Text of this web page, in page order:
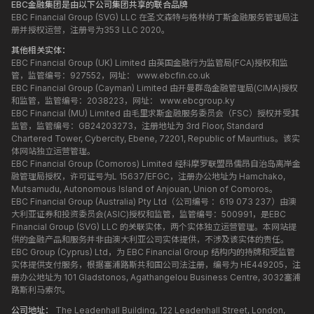
EBC金融集团是由以下公司集团共享的联合品牌
EBC Financial Group (SVG) LLC 在圣文森特与格林纳丁斯金融服务管理局注
册并授权运营，注册号为353 LLC 2020。
其他相关实体：
EBC Financial Group (UK) Limited 由英国金融行为监管局(FCA)授权和监
管，监管编号：927552，网址： www.ebcfin.co.uk
EBC Financial Group (Cayman) Limited 由开曼群岛金融管理局(CIMA)授权
和监管，监管编号：2038223，网址： www.ebcgroup.ky
EBC Financial (MU) Limited 由毛里求斯金融服务委员会（FSC）授权并受其
监管，监管编号：GB24203273，注册地址为 3rd Floor, Standard
Chartered Tower, Cybercity, Ebene, 72201, Republic of Mauritius。该实
体网站独立运营管理。
EBC Financial Group (Comoros) Limited 经科摩罗联盟昂儒昂自治岛离岸金
融管理局授权，许可证号为L 15637/EFGC，注册办公地址为 Hamchako,
Mutsamudu, Autonomous Island of Anjouan, Union of Comoros。
EBC Financial Group (Australia) Pty Ltd（公司编号 ：619 073 237）由澳
大利亚证券和投资委员会(ASIC)授权和监管，监管编号：500991，是EBC
Financial Group (SVG) LLC 的关联实体，两个实体独立运营管理。本网站提
供的金融产品和服务并非由澳大利亚公司实体提供，不涉及该实体的责任。
EBC Group (Cyprus) Ltd，为 EBC Financial Group 结构内的持牌和受监管
实体提供支付服务，根据塞浦路斯共和国公司法注册，编号为 HE449205，注
册办公地址为 101 Gladstonos, Agathangelou Business Centre, 3032塞浦
路斯利马索尔。
公司地址：
The Leadenhall Building, 122 Leadenhall Street, London,